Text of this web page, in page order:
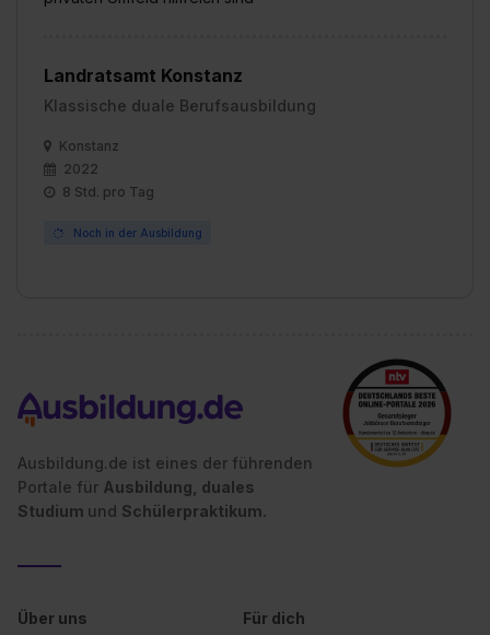
Landratsamt Konstanz
Klassische duale Berufsausbildung
Konstanz
2022
8 Std. pro Tag
Noch in der Ausbildung
Ausbildung.de ist eines der führenden
Portale für Ausbildung, duales
Studium und Schülerpraktikum.
Über uns Für dich